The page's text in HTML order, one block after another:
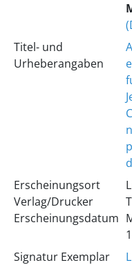
Titel- und
Urheberangaben
Erscheinungsort
Verlag/Drucker
Erscheinungsdatum
Signatur Exemplar